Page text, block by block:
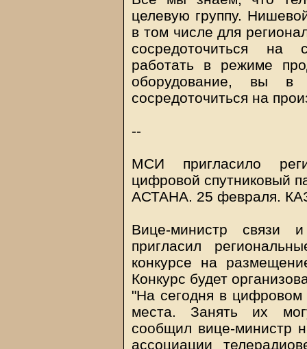
целевую группу.
в том числе для
сосредоточиться на
работать в режиме
оборудование, вы
сосредоточиться на
--
МСИ пригласило
цифровой спутниковый
АСТАНА. 25 февраля.
Вице-министр связи
пригласил
конкурсе на
Конкурс будет
"На сегодня в цифровом
места. Занять их
сообщил вице-министр
ассоциации